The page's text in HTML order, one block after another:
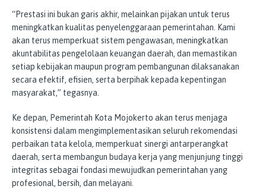
“Prestasi ini bukan garis akhir, melainkan pijakan untuk terus
meningkatkan kualitas penyelenggaraan pemerintahan. Kami
akan terus memperkuat sistem pengawasan, meningkatkan
akuntabilitas pengelolaan keuangan daerah, dan memastikan
setiap kebijakan maupun program pembangunan dilaksanakan
secara efektif, efisien, serta berpihak kepada kepentingan
masyarakat,” tegasnya.
Ke depan, Pemerintah Kota Mojokerto akan terus menjaga
konsistensi dalam mengimplementasikan seluruh rekomendasi
perbaikan tata kelola, memperkuat sinergi antarperangkat
daerah, serta membangun budaya kerja yang menjunjung tinggi
integritas sebagai fondasi mewujudkan pemerintahan yang
profesional, bersih, dan melayani.